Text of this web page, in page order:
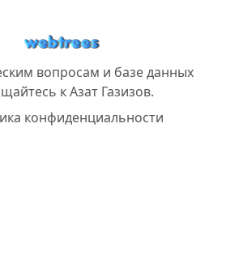
вопросам и базе данных
кАзат Газизов.
конфиденциальности